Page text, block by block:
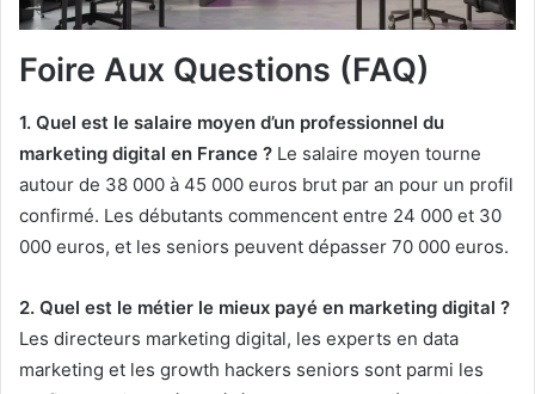
Foire Aux Questions (FAQ)
1. Quel est le salaire moyen d’un professionnel du
marketing digital en France ? Le salaire moyen tourne
autour de 38 000 à 45 000 euros brut par an pour un profil
confirmé. Les débutants commencent entre 24 000 et 30
000 euros, et les seniors peuvent dépasser 70 000 euros.
2. Quel est le métier le mieux payé en marketing digital ?
Les directeurs marketing digital, les experts en data
marketing et les growth hackers seniors sont parmi les